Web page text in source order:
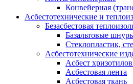
Конвейерная
Асбестотехнические и
Безасбестовая
Базальтовые
Стеклопластик,
Асбестотехнические
Асбест
Асбестовая лента
Асбестовая ткань